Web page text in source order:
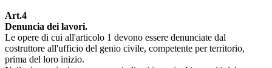
Art.4
Denuncia dei lavori.
Le opere di cui all'articolo 1 devono essere denunciate dal
costruttore all'ufficio del genio civile, competente per territorio,
prima del loro inizio.